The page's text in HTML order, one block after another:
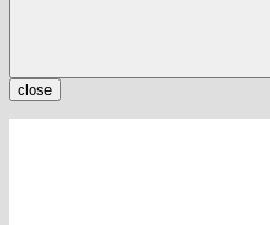
close